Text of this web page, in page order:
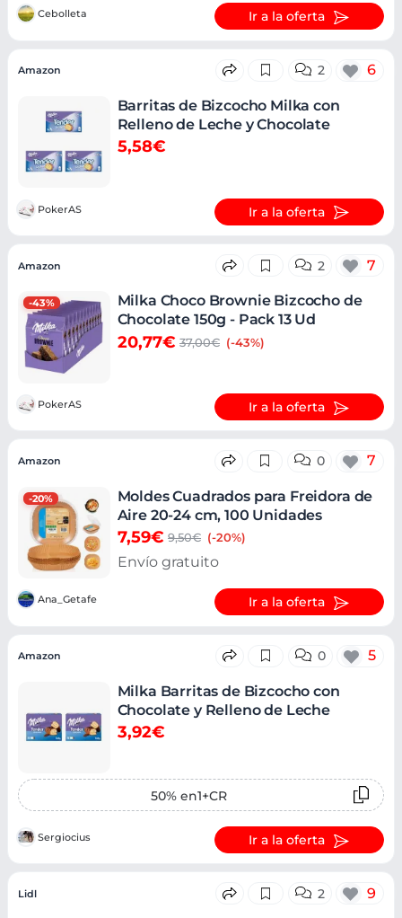
Cebolleta Ir a la oferta
Amazon 2 6
Barritas de Bizcocho Milka con
Relleno de Leche y Chocolate
5,58€
PokerAS Ir a la oferta
-43%
Amazon 2 7
Milka Choco Brownie Bizcocho de
Chocolate 150g - Pack 13 Ud
20,77€ 37,00€ (-43%)
PokerAS Ir a la oferta
-20%
Amazon 0 7
Moldes Cuadrados para Freidora de
Aire 20-24 cm, 100 Unidades
7,59€ 9,50€ (-20%)
Envío gratuito
Ana_Getafe Ir a la oferta
Amazon 0 5
Milka Barritas de Bizcocho con
Chocolate y Relleno de Leche
3,92€
50% en1+CR
Sergiocius Ir a la oferta
Lidl 2 9